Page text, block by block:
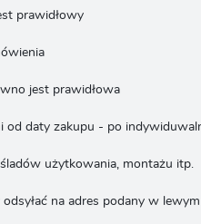
prawidłowy
jest prawidłowa
od daty zakupu - po
użytkowania, montażu itp.
na adres podany w